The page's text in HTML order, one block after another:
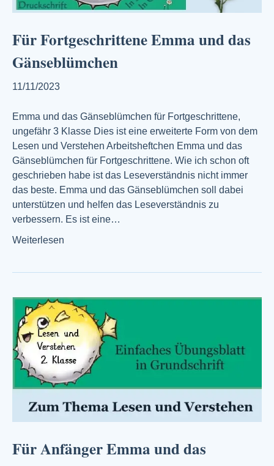
Für Fortgeschrittene Emma und das
Gänseblümchen
11/11/2023
Emma und das Gänseblümchen für Fortgeschrittene,
ungefähr 3 Klasse Dies ist eine erweiterte Form von dem
Lesen und Verstehen Arbeitsheftchen Emma und das
Gänseblümchen für Fortgeschrittene. Wie ich schon oft
geschrieben habe ist das Leseverständnis nicht immer
das beste. Emma und das Gänseblümchen soll dabei
unterstützen und helfen das Leseverständnis zu
verbessern. Es ist eine…
Weiterlesen
Für Anfänger Emma und das